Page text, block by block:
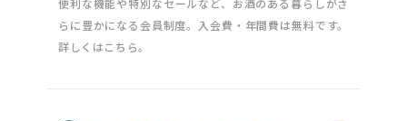
便利な機能や特別なセールなど、お酒のある暮らしがさ
らに豊かになる会員制度。入会費・年間費は無料です。
詳しくはこちら。